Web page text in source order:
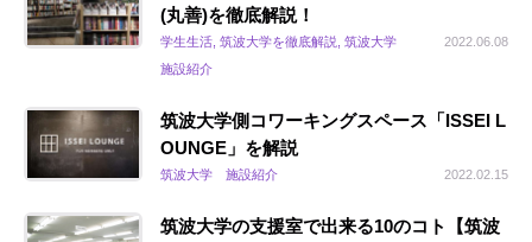
(丸善)を徹底解説！
学生生活, 筑波大学を徹底解説, 筑波大学
施設紹介
2022.06.08
筑波大学側コワーキングスペース「ISSEI L
OUNGE」を解説
筑波大学 施設紹介 2022.02.15
筑波大学の支援室で出来る10のコト【筑波